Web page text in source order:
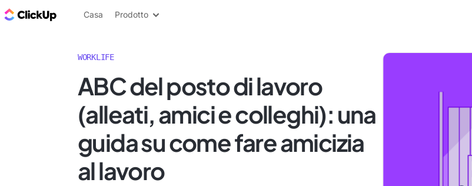
Blog di ClickUp
Casa Prodotto
WORKLIFE
ABC del posto di lavoro
(alleati, amici e colleghi): una
guida su come fare amicizia
al lavoro